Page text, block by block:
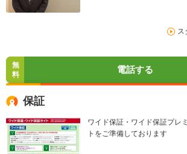
ス
無
料
電話する
保証
ワイド保証・ワイド保証プレ
トをご準備しております